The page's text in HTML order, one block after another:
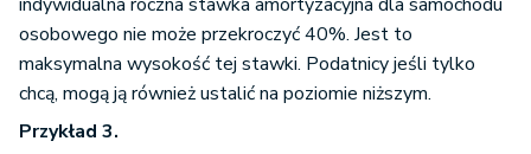
osobowego nie może przekroczyć 40%. Jest to
maksymalna wysokość tej stawki. Podatnicy jeśli tylko
chcą, mogą ją również ustalić na poziomie niższym.
Przykład 3.